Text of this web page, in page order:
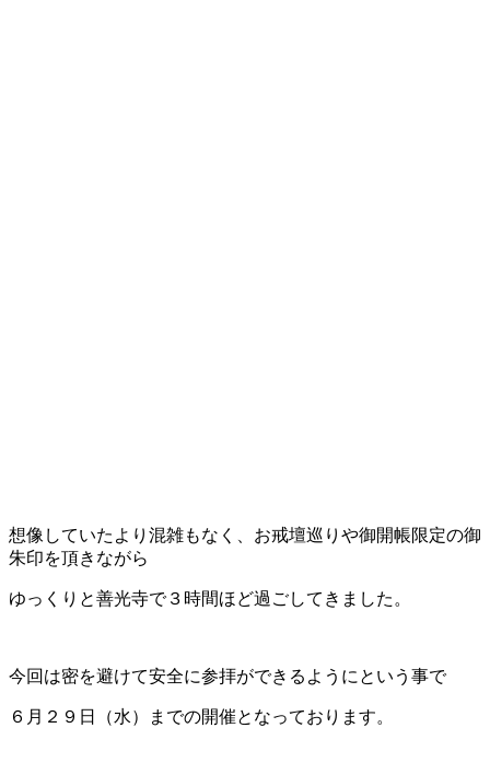
想像していたより混雑もなく、お戒壇巡りや御開帳限定の御
朱印を頂きながら
ゆっくりと善光寺で３時間ほど過ごしてきました。
今回は密を避けて安全に参拝ができるようにという事で
６月２９日（水）までの開催となっております。